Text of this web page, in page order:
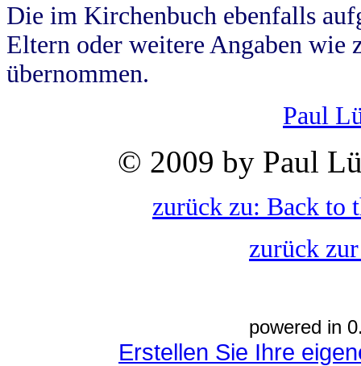
Die im Kirchenbuch ebenfalls
Eltern oder weitere Angaben wie
übernommen.
Paul
© 2009 by Paul
zurück zu: Back to
zurück
powered in
Erstellen Sie Ihre